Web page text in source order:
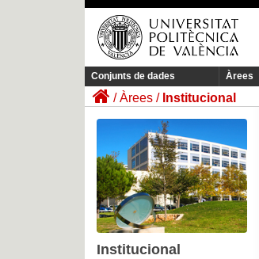
Conjunts de dades Àrees
Àrees Institucional
Institucional